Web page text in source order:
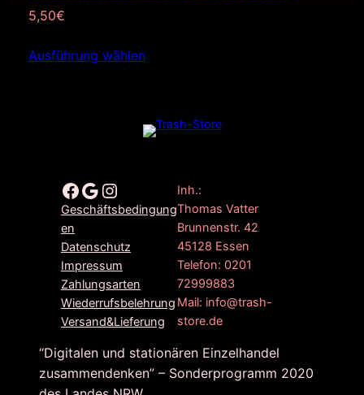
5,50€
Ausführung wählen
Facebook Google Instagram
Geschäftsbedingung
en
Datenschutz
Impressum
Zahlungsarten
Wiederrufsbelehrung
Versand&Lieferung
Inh.:
Thomas Vatter
Brunnenstr. 42
45128 Essen
Telefon: 0201
72999883
Mail: info@trash-
store.de
“Digitalen und stationären Einzelhandel
zusammendenken” – Sonderprogramm 2020